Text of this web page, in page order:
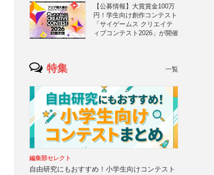
【公募情報】大賞賞金100万
円！学生向け創作コンテスト
「サイゲームス クリエイテ
ィブコンテスト2026」が開催
特集 一覧
編集部セレクト
自由研究にもおすすめ！小学生向けコンテスト